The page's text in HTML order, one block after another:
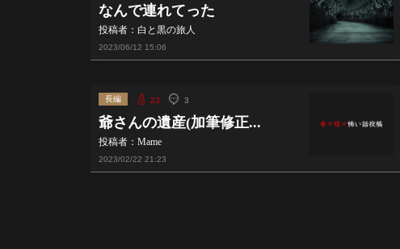
なんで連れてった
投稿者：白と黒の旅人
2023/06/12 15:06
長編 23 3
爺さんの遺産(加筆修正...
投稿者：Mame
2023/02/22 21:23